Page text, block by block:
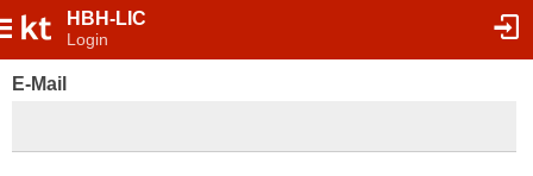
HBH-LIC
Login
E-Mail